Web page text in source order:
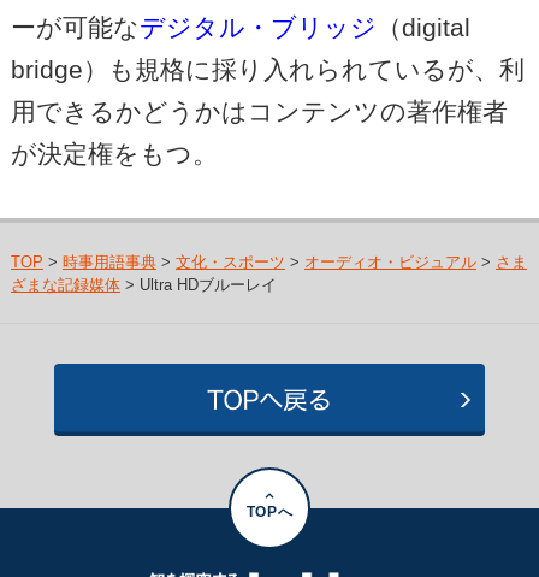
ーが可能なデジタル・ブリッジ （digital
bridge）も規格に採り入れられているが、利
用できるかどうかはコンテンツの著作権者
が決定権をもつ。
TOP > 時事用語事典> 文化・スポーツ > オーディオ・ビジュアル> さま
ざまな記録媒体> Ultra HDブルーレイ
TOPへ